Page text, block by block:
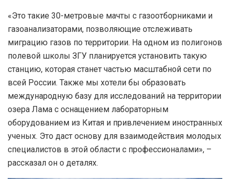
«Это такие 30-метровые мачты с газоотборниками и
газоанализаторами, позволяющие отслеживать
миграцию газов по территории. На одном из полигонов
полевой школы ЗГУ планируется установить такую
станцию, которая станет частью масштабной сети по
всей России. Также мы хотели бы образовать
международную базу для исследований на территории
озера Лама с оснащением лабораторным
оборудованием из Китая и привлечением иностранных
ученых. Это даст основу для взаимодействия молодых
специалистов в этой области с профессионалами», –
рассказал он о деталях.